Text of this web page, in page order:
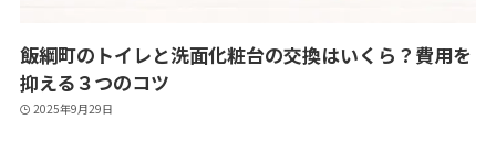
飯綱町のトイレと洗面化粧台の交換はいくら？費用を
抑える３つのコツ
2025年9月29日